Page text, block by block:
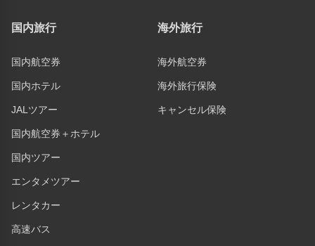
国内旅行
国内航空券
国内ホテル
JALツアー
国内航空券＋ホテル
国内ツアー
エンタメツアー
レンタカー
高速バス
海外旅行
海外航空券
海外旅行保険
キャンセル保険